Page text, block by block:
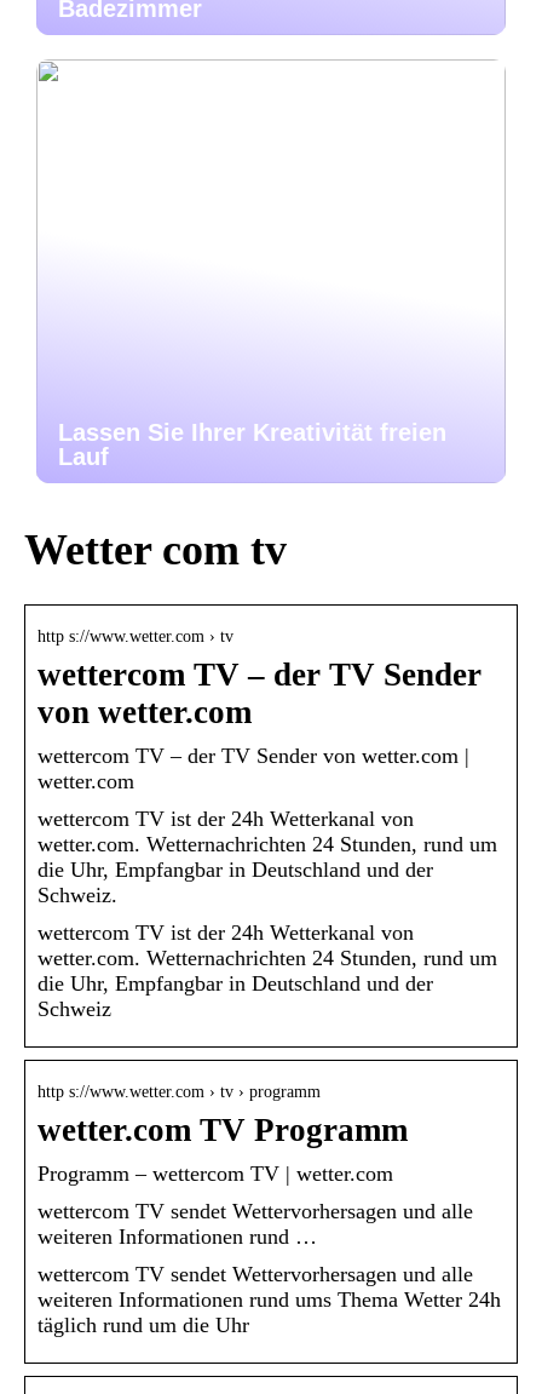
Badezimmer
Lassen Sie Ihrer Kreativität freien
Lauf
Wetter com tv
http s://www.wetter.com › tv
wettercom TV – der TV Sender
von wetter.com
wettercom TV – der TV Sender von wetter.com |
wetter.com
wettercom TV ist der 24h Wetterkanal von
wetter.com. Wetternachrichten 24 Stunden, rund um
die Uhr, Empfangbar in Deutschland und der
Schweiz.
wettercom TV ist der 24h Wetterkanal von
wetter.com. Wetternachrichten 24 Stunden, rund um
die Uhr, Empfangbar in Deutschland und der
Schweiz
http s://www.wetter.com › tv › programm
wetter.com TV Programm
Programm – wettercom TV | wetter.com
wettercom TV sendet Wettervorhersagen und alle
weiteren Informationen rund …
wettercom TV sendet Wettervorhersagen und alle
weiteren Informationen rund ums Thema Wetter 24h
täglich rund um die Uhr